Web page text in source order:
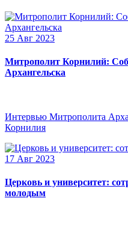
25 Авг 2023
Митрополит Корнилий:
Архангельска
Интервью Митрополита
Корнилия
17 Авг 2023
Церковь и университет:
молодым